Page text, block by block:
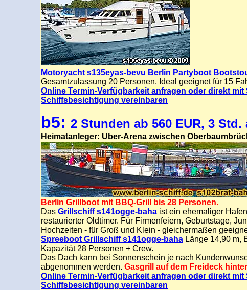
Motoryacht s135eyas-bevu Berlin Partyboot
Gesamtzulassung 20 Personen. Ideal geeignet für 15
Online Termin-Verfügbarkeit anfragen oder direkt
Schiffsbesichtigung vereinbaren
b5: 2 Stunden ab 560 EUR, 3 Std.
Heimatanleger: Uber-Arena zwischen
Berlin Grillboot mit BBQ-Grill bis 28 Personen.
Das Grillschiff s141ogge-baha ist ein ehemaliger
restaurierter Oldtimer. Für Firmenfeiern, Geburtstage,
Hochzeiten - für Groß und Klein - gleichermaßen
Spreeboot Grillschiff s141ogge-baha Länge 14,90 m,
Kapazität 28 Personen + Crew.
Das Dach kann bei Sonnenschein je nach
abgenommen werden. Gasgrill auf dem Freideck
Online Termin-Verfügbarkeit anfragen oder direkt
Schiffsbesichtigung vereinbaren